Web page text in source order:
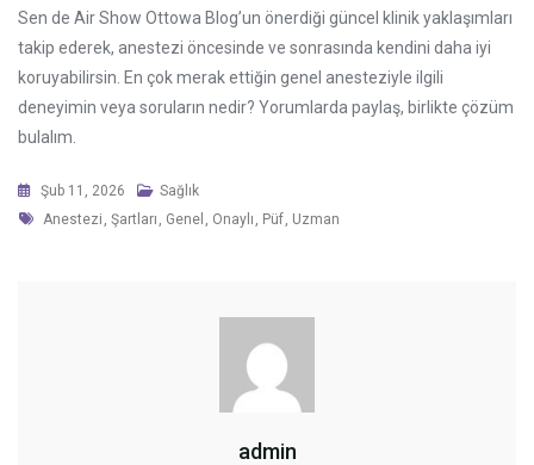
Sen de Air Show Ottowa Blog’un önerdiği güncel klinik yaklaşımları
takip ederek, anestezi öncesinde ve sonrasında kendini daha iyi
koruyabilirsin. En çok merak ettiğin genel anesteziyle ilgili
deneyimin veya soruların nedir? Yorumlarda paylaş, birlikte çözüm
bulalım.
Şub 11, 2026
Sağlık
Tags
Anestezi , Şartları , Genel , Onaylı , Püf, Uzman
admin